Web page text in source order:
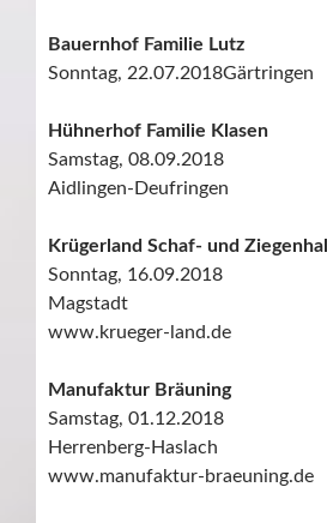
Bauernhof Familie Lutz
Sonntag, 22.07.2018Gärtringen
Hühnerhof Familie Klasen
Samstag, 08.09.2018
Aidlingen-Deufringen
Krügerland Schaf- und
Sonntag, 16.09.2018
Magstadt
www.krueger-land.de
Manufaktur Bräuning
Samstag, 01.12.2018
Herrenberg-Haslach
www.manufaktur-braeuning.de